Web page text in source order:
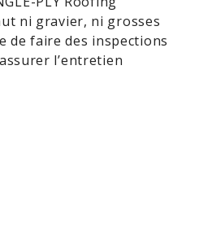
ni gravier, ni grosses
de faire des inspections
l’entretien